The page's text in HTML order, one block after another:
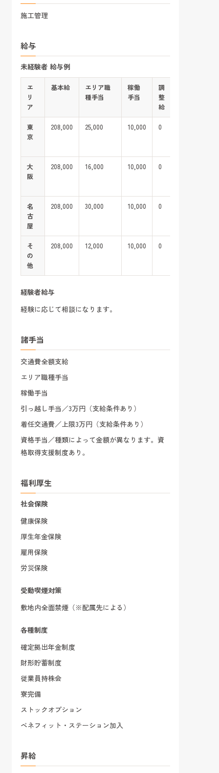
施工管理
給与
未経験者 給与例
エ
リ
ア
基本給
エリア職
種手当
稼働
手当
調
整
給
東
京
208,000 25,000 10,000 0
大
阪
208,000 16,000 10,000 0
名
古
屋
208,000 30,000 10,000 0
そ
の
他
208,000 12,000 10,000 0
経験者給与
経験に応じて相談になります。
諸手当
交通費全額支給
エリア職種手当
稼働手当
引っ越し手当／3万円（支給条件あり）
着任交通費／上限3万円（支給条件あり）
資格手当／種類によって金額が異なります。資
格取得支援制度あり。
福利厚生
社会保険
健康保険
厚生年金保険
雇用保険
労災保険
受動喫煙対策
敷地内全面禁煙（※配属先による）
各種制度
確定拠出年金制度
財形貯蓄制度
従業員持株会
寮完備
ストックオプション
ベネフィット・ステーション加入
昇給